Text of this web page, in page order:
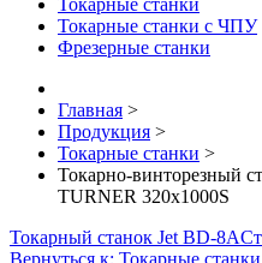
Токарные станки
Токарные станки с ЧПУ
Фрезерные станки
Главная >
Продукция >
Токарные станки >
Токарно-винторезный
TURNER 320х1000S
Токарный станок Jet BD-8A